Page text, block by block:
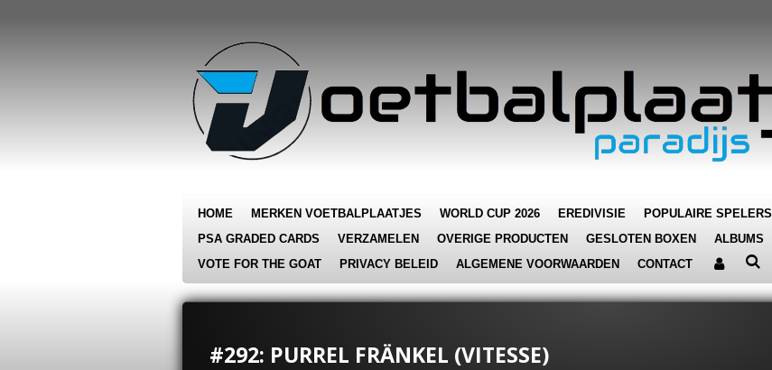
HOME MERKEN VOETBALPLAATJES WORLD CUP 2026 EREDIVISIE POPULAIRE SPELERS
PSA GRADED CARDS
VERZAMELEN OVERIGE PRODUCTEN GESLOTEN BOXEN ALBUMS
VOTE FOR THE GOAT
PRIVACY BELEID ALGEMENE VOORWAARDEN CONTACT
#292: PURREL FRÄNKEL (VITESSE)